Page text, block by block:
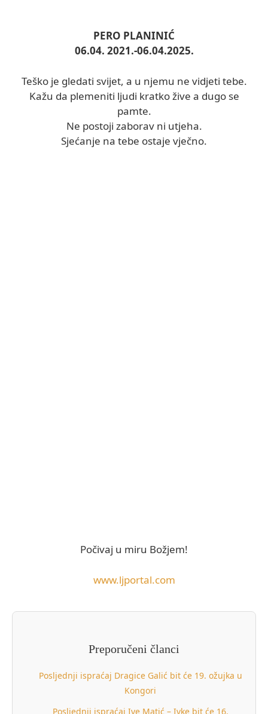
PERO PLANINIĆ
06.04. 2021.-06.04.2025.
Teško je gledati svijet, a u njemu ne vidjeti tebe.
Kažu da plemeniti ljudi kratko žive a dugo se
pamte.
Ne postoji zaborav ni utjeha.
Sjećanje na tebe ostaje vječno.
Počivaj u miru Božjem!
www.ljportal.com
Preporučeni članci
Posljednji ispraćaj Dragice Galić bit će 19. ožujka u
Kongori
Posljednji ispraćaj Ive Matić – Ivke bit će 16.